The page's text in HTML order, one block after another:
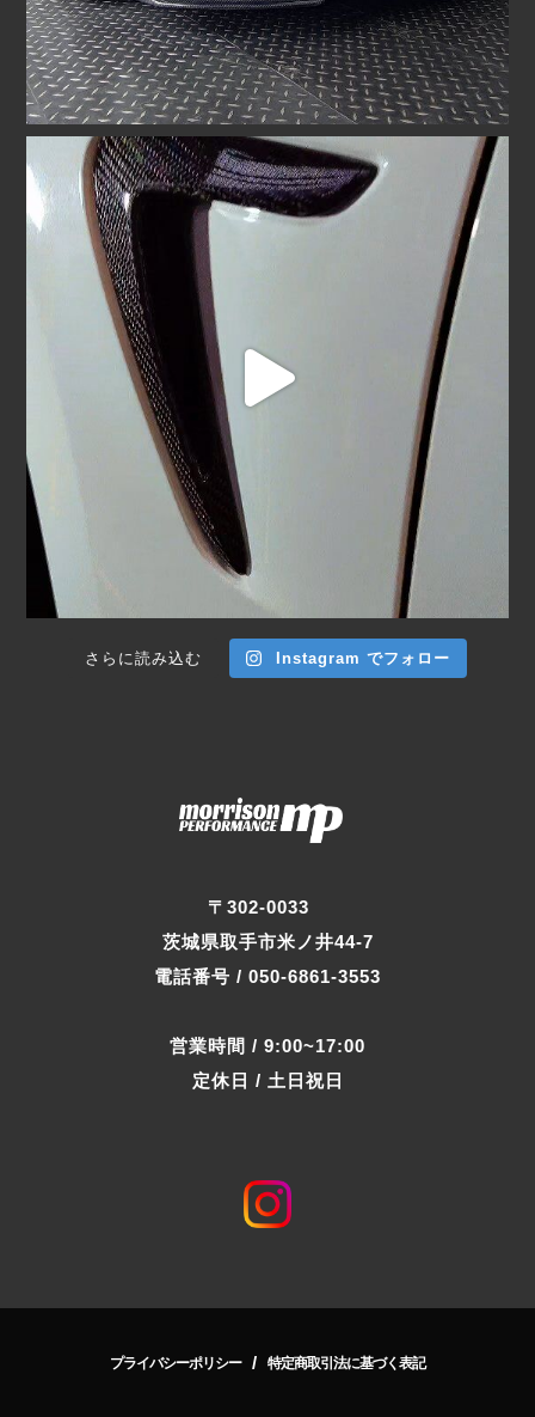
〒302-0033
茨城県取手市米ノ井44-7
電話番号 / 050-6861-3553
営業時間 / 9:00~17:00
定休日 / 土日祝日
さらに読み込む Instagram でフォロー
プライバシーポリシー / 特定商取引法に基づく表記